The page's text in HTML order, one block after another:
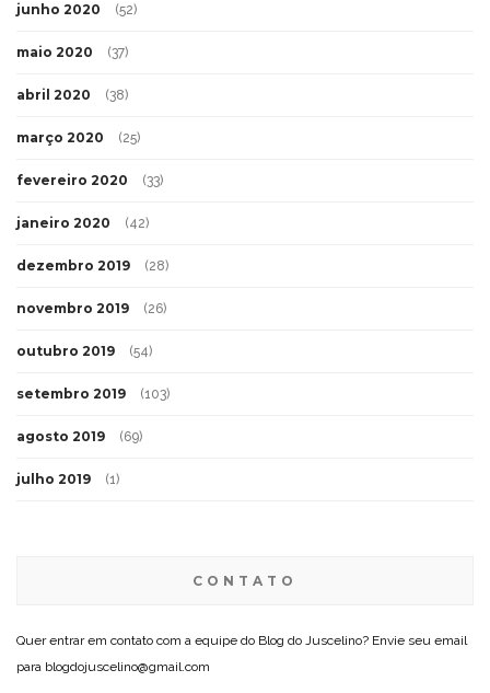
junho 2020 (52)
maio 2020 (37)
abril 2020 (38)
março 2020 (25)
fevereiro 2020 (33)
janeiro 2020 (42)
dezembro 2019 (28)
novembro 2019 (26)
outubro 2019 (54)
setembro 2019 (103)
agosto 2019 (69)
julho 2019 (1)
CONTATO
Quer entrar em contato com a equipe do Blog do Juscelino? Envie seu email
para blogdojuscelino@gmail.com